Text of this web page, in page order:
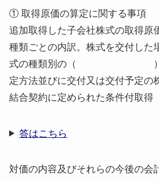
① 取得原価の算定に関する事項
追加取得した子会社株式の取得原
種類ごとの内訳。株式を交付した
式の種類別の（ ）及
定方法並びに交付又は交付予定の
結合契約に定められた条件付取得
答はこちら
対価の内容及びそれらの今後の会